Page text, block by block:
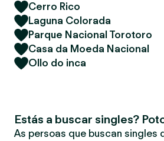
Cerro Rico
Laguna Colorada
Parque Nacional Torotoro
Casa da Moeda Nacional
Ollo do inca
Estás a buscar singles?
As persoas que buscan singles